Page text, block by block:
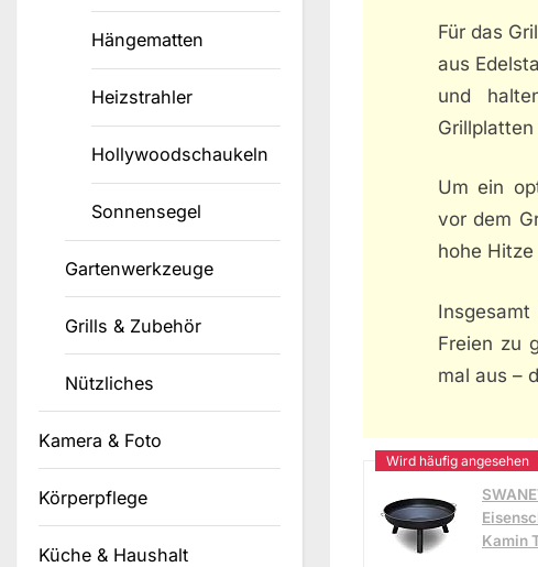
Für das
aus
und
Um ein
vor dem
hohe
Freien zu
mal aus –
Kamin
Hängematten
Heizstrahler
Hollywoodschaukeln
Sonnensegel
Gartenwerkzeuge
Grills & Zubehör
Nützliches
Kamera & Foto
Körperpflege
Küche & Haushalt